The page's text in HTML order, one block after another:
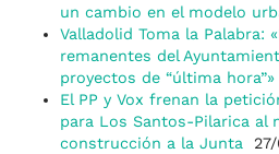
un cambio en el modelo
Valladolid Toma la Palabra:
remanentes del
proyectos de “última hora”»
El PP y Vox frenan la
para Los Santos-Pilarica al
construcción a la Junta